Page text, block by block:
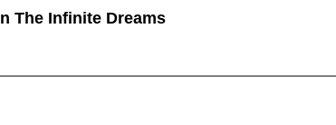
The Infinite Dreams